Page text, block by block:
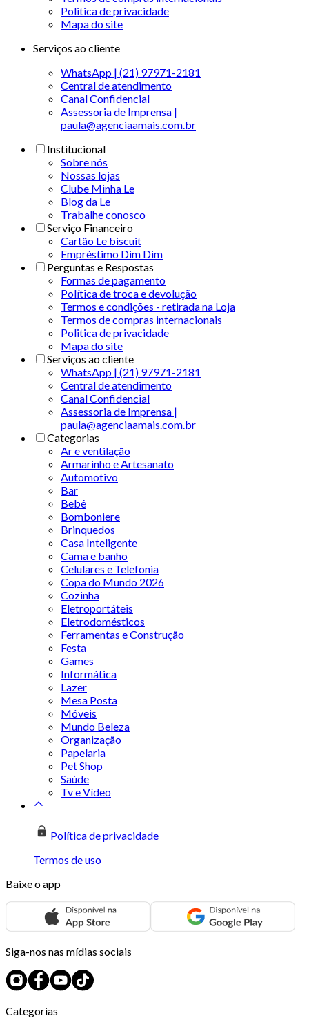
Politica de privacidade
Mapa do site
Serviços ao cliente
WhatsApp | (21) 97971-2181
Central de atendimento
Canal Confidencial
Assessoria de Imprensa |
paula@agenciaamais.com.br
Institucional
Sobre nós
Nossas lojas
Clube Minha Le
Blog da Le
Trabalhe conosco
Serviço Financeiro
Cartão Le biscuit
Empréstimo Dim Dim
Perguntas e Respostas
Formas de pagamento
Política de troca e devolução
Termos e condições - retirada na Loja
Termos de compras internacionais
Politica de privacidade
Mapa do site
Serviços ao cliente
WhatsApp | (21) 97971-2181
Central de atendimento
Canal Confidencial
Assessoria de Imprensa |
paula@agenciaamais.com.br
Categorias
Ar e ventilação
Armarinho e Artesanato
Automotivo
Bar
Bebê
Bomboniere
Brinquedos
Casa Inteligente
Cama e banho
Celulares e Telefonia
Copa do Mundo 2026
Cozinha
Eletroportáteis
Eletrodomésticos
Ferramentas e Construção
Festa
Games
Informática
Lazer
Mesa Posta
Móveis
Mundo Beleza
Organização
Papelaria
Pet Shop
Saúde
Tv e Vídeo
Política de privacidade
Termos de uso
Baixe o app
Siga-nos nas mídias sociais
Categorias